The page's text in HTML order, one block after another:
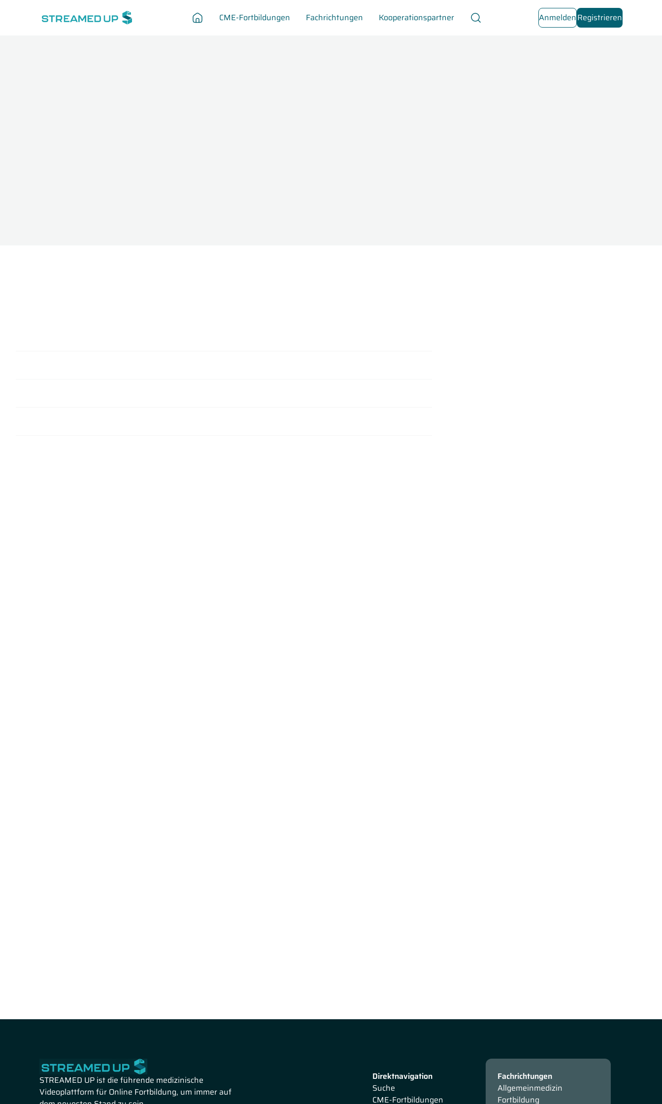
CME-Fortbildungen Fachrichtungen Kooperationspartner AnmeldenRegistrieren
STREAMED UP ist die führende medizinische
Videoplattform für Online Fortbildung, um immer auf
Direktnavigation
Suche
CME-Fortbildungen
Fachrichtungen
Allgemeinmedizin
Fortbildung